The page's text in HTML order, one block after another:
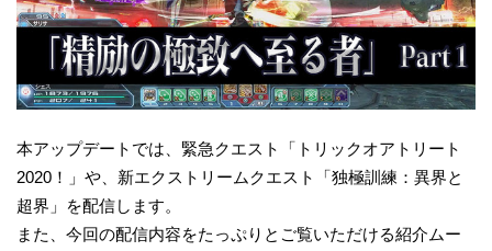
本アップデートでは、緊急クエスト「トリックオアトリート
2020！」や、新エクストリームクエスト「独極訓練：異界と
超界」を配信します。
また、今回の配信内容をたっぷりとご覧いただける紹介ムー